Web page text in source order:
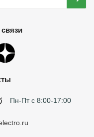
Пн-Пт с 8:00-17:00